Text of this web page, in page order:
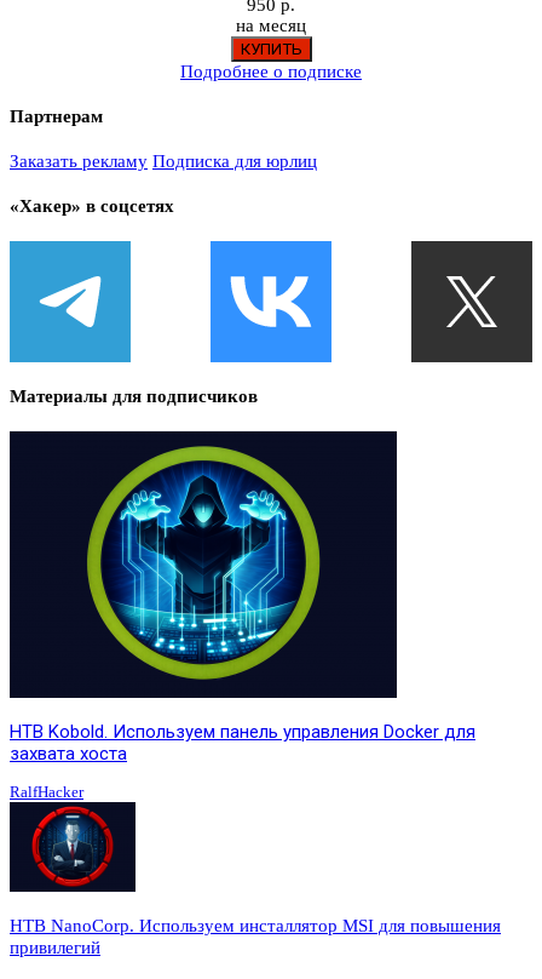
950 р.
на месяц
Подробнее о подписке
Партнерам
Заказать рекламу Подписка для юрлиц
«Хакер» в соцсетях
Материалы для подписчиков
HTB Kobold. Используем панель управления Docker для
захвата хоста
RalfHacker
HTB NanoCorp. Используем инсталлятор MSI для повышения
привилегий